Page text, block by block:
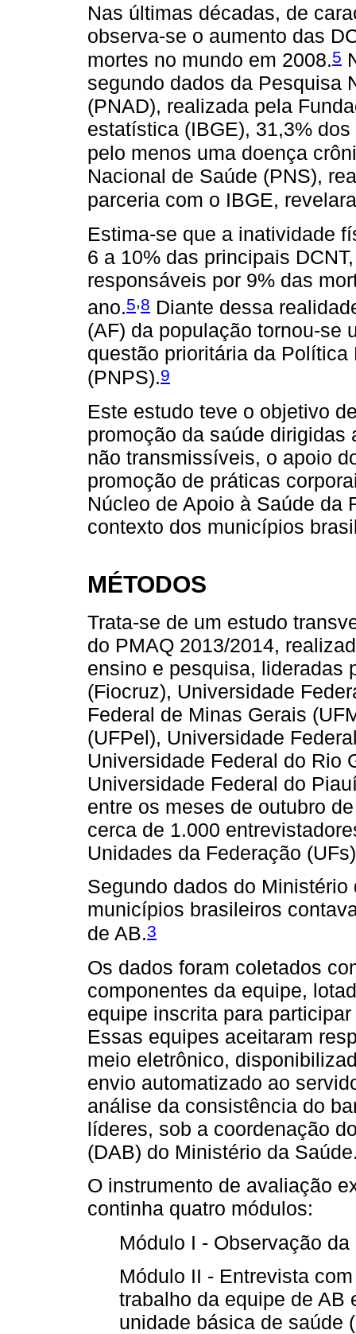
Nas últimas décadas, de
observa-se o aumento das
mortes no mundo em 2008.5
segundo dados da Pesquisa
(PNAD), realizada pela
estatística (IBGE), 31,3%
pelo menos uma doença
Nacional de Saúde (PNS),
parceria com o IBGE,
Estima-se que a inatividade
6 a 10% das principais
responsáveis por 9% das
ano.5,8 Diante dessa
(AF) da população tornou-se
questão prioritária da
(PNPS).9
Este estudo teve o objetivo
promoção da saúde
não transmissíveis, o apoio
promoção de práticas
Núcleo de Apoio à Saúde da
contexto dos municípios
MÉTODOS
Trata-se de um estudo
do PMAQ 2013/2014,
ensino e pesquisa, lideradas
(Fiocruz), Universidade
Federal de Minas Gerais
(UFPel), Universidade
Universidade Federal do Rio
Universidade Federal do
entre os meses de outubro
cerca de 1.000
Unidades da Federação
Segundo dados do
municípios brasileiros
de AB.3
Os dados foram coletados
componentes da equipe,
equipe inscrita para
Essas equipes aceitaram
meio eletrônico,
envio automatizado ao
análise da consistência do
líderes, sob a coordenação
(DAB) do Ministério da
O instrumento de avaliação
continha quatro módulos:
Módulo I - Observação
Módulo II - Entrevista
trabalho da equipe de AB
unidade básica de saúde